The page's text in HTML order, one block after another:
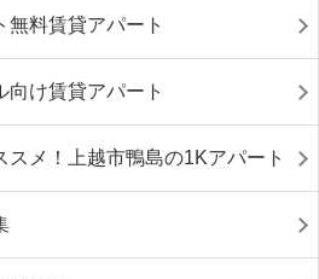
無料賃貸アパート
向け賃貸アパート
メ！上越市鴨島の1Kアパート